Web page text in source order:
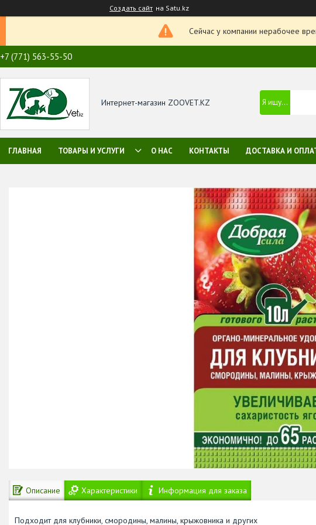
Создать сайт на Satu.kz
Сейчас у компании нерабочее
+7 (771) 563-55-50
Интернет-магазин ZOOVET.KZ
ГЛАВНАЯ ТОВАРЫ И УСЛУГИ О НАС КОНТАКТЫ ДОСТАВКА И
Описание Характеристики Информация для заказа
Подходит для клубники, смородины, малины, крыжовника и других